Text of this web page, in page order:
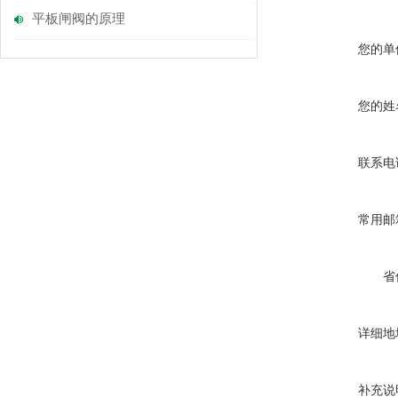
平板闸阀的原理
您的单
您的姓
联系电
常用邮
省
详细地
补充说